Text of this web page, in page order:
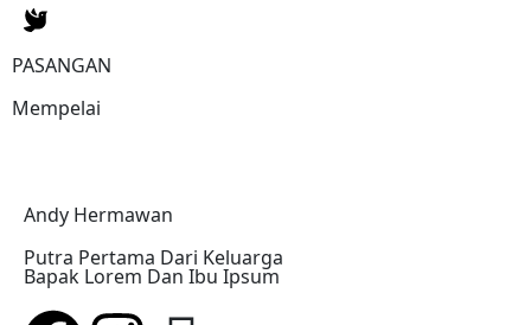
PASANGAN
Mempelai
Andy Hermawan
Putra Pertama Dari Keluarga
Bapak Lorem Dan Ibu Ipsum